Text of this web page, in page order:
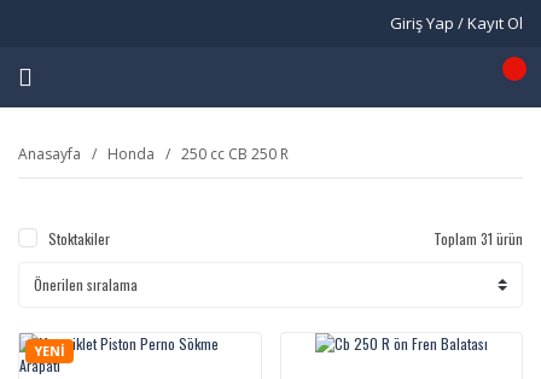
Giriş Yap / Kayıt Ol
Anasayfa Honda 250 cc CB 250 R
Stoktakiler Toplam 31 ürün
YENİ